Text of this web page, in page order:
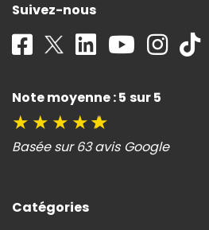
Suivez-nous
Note moyenne : 5 sur 5
★ ★ ★ ★★
Basée sur 63 avis Google
Catégories